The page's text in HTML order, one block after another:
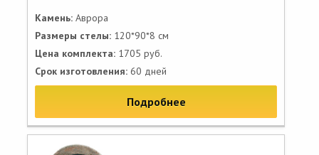
Камень: Аврора
Размеры стелы: 120*90*8 см
Цена комплекта: 1705 руб.
Срок изготовления: 60 дней
Подробнее